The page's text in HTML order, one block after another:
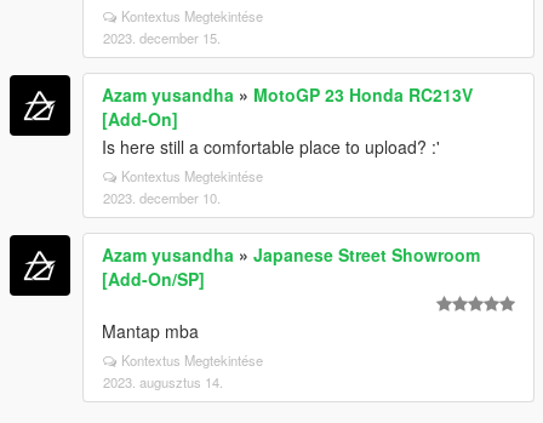
Kontextus Megtekintése
2023. december 15.
Azam yusandha » MotoGP 23 Honda RC213V
[Add-On]
Is here still a comfortable place to upload? :'
Kontextus Megtekintése
2023. december 10.
Azam yusandha » Japanese Street Showroom
[Add-On/SP]
Mantap mba
Kontextus Megtekintése
2023. augusztus 14.